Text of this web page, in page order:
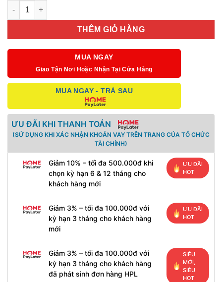
Số lượng
THÊM GIỎ HÀNG
MUA NGAY
Giao Tận Nơi Hoặc Nhận Tại Cửa Hàng
MUA NGAY - TRẢ SAU
ƯU ĐÃI KHI THANH TOÁN
(SỬ DỤNG KHI XÁC NHẬN KHOẢN VAY TRÊN TRANG CỦA TỔ CHỨC
TÀI CHÍNH)
Giảm 10% – tối đa 500.000đ khi
chọn kỳ hạn 6 & 12 tháng cho
khách hàng mới
ƯU ĐÃI
HOT
Giảm 3% – tối đa 100.000đ với
kỳ hạn 3 tháng cho khách hàng
mới
ƯU ĐÃI
HOT
Giảm 3% – tối đa 100.000đ với
kỳ hạn 3 tháng cho khách hàng
đã phát sinh đơn hàng HPL
SIÊU
MỚI,
SIÊU
HOT